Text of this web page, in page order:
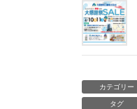
カテゴリー
タグ